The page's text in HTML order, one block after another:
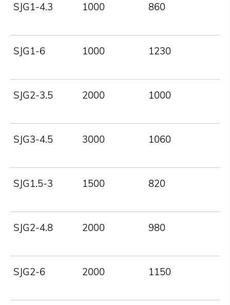
SJG1-4.3 1000 860
SJG1-6 1000 1230
SJG2-3.5 2000 1000
SJG3-4.5 3000 1060
SJG1.5-3 1500 820
SJG2-4.8 2000 980
SJG2-6 2000 1150